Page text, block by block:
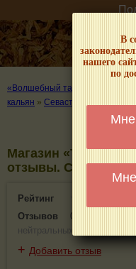
В
нашего
по
Мне
«Волшебный табачок» – о
кальян » Севастополь
Магазин «Табак и
отзывы.
Рейтинг
Отзывов
0
нейтральных
+ Добавить отзыв